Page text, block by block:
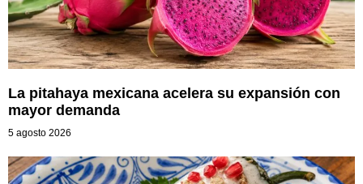
La pitahaya mexicana acelera su expansión con
mayor demanda
5 agosto 2026